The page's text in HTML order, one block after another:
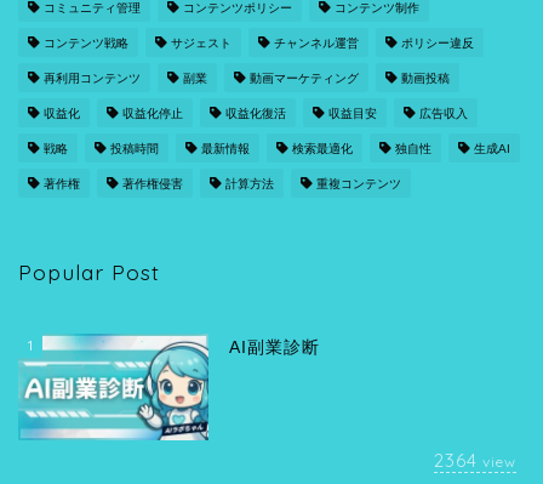
コミュニティ管理 コンテンツポリシー コンテンツ制作
コンテンツ戦略 サジェスト チャンネル運営 ポリシー違反
再利用コンテンツ 副業 動画マーケティング 動画投稿
収益化 収益化停止 収益化復活 収益目安 広告収入
戦略 投稿時間 最新情報 検索最適化 独自性 生成AI
著作権 著作権侵害 計算方法 重複コンテンツ
Popular Post
1 AI副業診断
2364 view